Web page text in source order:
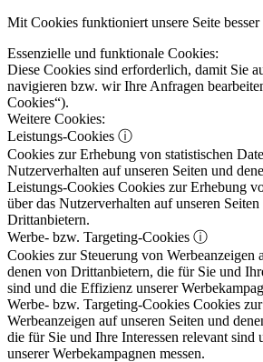
Mit Cookies funktioniert unsere Seite besser
Essenzielle und funktionale Cookies:
Diese Cookies sind erforderlich, damit Sie
navigieren bzw. wir Ihre Anfragen
Cookies“).
Weitere Cookies:
Leistungs-Cookies ⓘ
Cookies zur Erhebung von statistischen
Nutzerverhalten auf unseren Seiten und
Leistungs-Cookies Cookies zur Erhebung
über das Nutzerverhalten auf unseren
Drittanbietern.
Werbe- bzw. Targeting-Cookies ⓘ
Cookies zur Steuerung von Werbeanzeigen
denen von Drittanbietern, die für Sie und
sind und die Effizienz unserer
Werbe- bzw. Targeting-Cookies Cookies
Werbeanzeigen auf unseren Seiten und
die für Sie und Ihre Interessen relevant sind
unserer Werbekampagnen messen.